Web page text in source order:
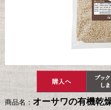
商品名：オーサワの有機乾